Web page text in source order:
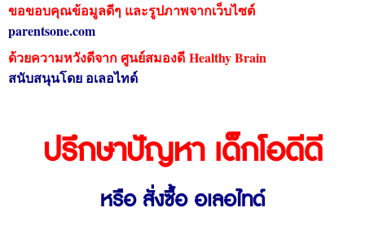
ขอขอบคุณข้อมูลดีๆ และรูปภาพจากเว็บไซต์
parentsone.com
ด้วยความหวังดีจาก ศูนย์สมองดี Healthy Brain
สนับสนุนโดย อเลอไทด์
ปรึกษาปัญหา เด็กโอดีดี
หรือ สั่งซื้อ อเลอไทด์